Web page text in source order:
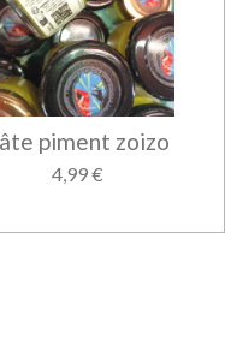
piment zoizo
4,99 €